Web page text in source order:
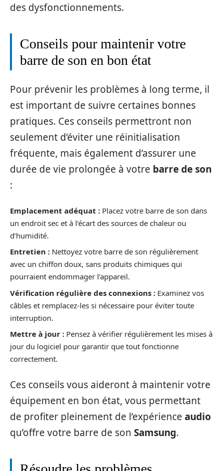
des dysfonctionnements.
Conseils pour maintenir votre
barre de son en bon état
Pour prévenir les problèmes à long terme, il
est important de suivre certaines bonnes
pratiques. Ces conseils permettront non
seulement d’éviter une réinitialisation
fréquente, mais également d’assurer une
durée de vie prolongée à votre barre de son
:
Emplacement adéquat : Placez votre barre de son dans
un endroit sec et à l’écart des sources de chaleur ou
d’humidité.
Entretien : Nettoyez votre barre de son régulièrement
avec un chiffon doux, sans produits chimiques qui
pourraient endommager l’appareil.
Vérification régulière des connexions : Examinez vos
câbles et remplacez-les si nécessaire pour éviter toute
interruption.
Mettre à jour : Pensez à vérifier régulièrement les mises à
jour du logiciel pour garantir que tout fonctionne
correctement.
Ces conseils vous aideront à maintenir votre
équipement en bon état, vous permettant
de profiter pleinement de l’expérience audio
qu’offre votre barre de son Samsung.